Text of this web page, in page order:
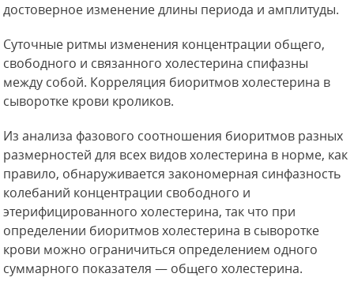
достоверное изменение длины периода и амплитуды.
Суточные ритмы изменения концентрации общего,
свободного и связанного холестерина спифазны
между собой. Корреляция биоритмов холестерина в
сыворотке крови кроликов.
Из анализа фазового соотношения биоритмов разных
размерностей для всех видов холестерина в норме, как
правило, обнаруживается закономерная синфазность
колебаний концентрации свободного и
этерифицированного холестерина, так что при
определении биоритмов холестерина в сыворотке
крови можно ограничиться определением одного
суммарного показателя — общего холестерина.